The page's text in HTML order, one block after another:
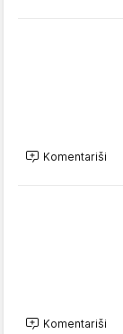
Komentariši
Komentariši